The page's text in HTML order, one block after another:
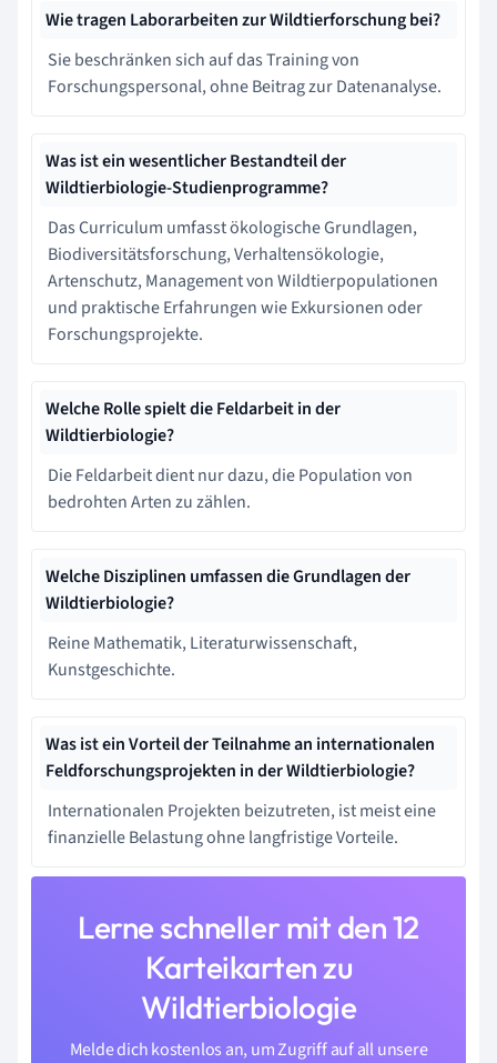
Wie tragen Laborarbeiten zur Wildtierforschung bei?
Sie beschränken sich auf das Training von
Forschungspersonal, ohne Beitrag zur Datenanalyse.
Was ist ein wesentlicher Bestandteil der
Wildtierbiologie-Studienprogramme?
Das Curriculum umfasst ökologische Grundlagen,
Biodiversitätsforschung, Verhaltensökologie,
Artenschutz, Management von Wildtierpopulationen
und praktische Erfahrungen wie Exkursionen oder
Forschungsprojekte.
Welche Rolle spielt die Feldarbeit in der
Wildtierbiologie?
Die Feldarbeit dient nur dazu, die Population von
bedrohten Arten zu zählen.
Welche Disziplinen umfassen die Grundlagen der
Wildtierbiologie?
Reine Mathematik, Literaturwissenschaft,
Kunstgeschichte.
Was ist ein Vorteil der Teilnahme an internationalen
Feldforschungsprojekten in der Wildtierbiologie?
Internationalen Projekten beizutreten, ist meist eine
finanzielle Belastung ohne langfristige Vorteile.
Lerne schneller mit den 12
Karteikarten zu
Wildtierbiologie
Melde dich kostenlos an, um Zugriff auf all unsere